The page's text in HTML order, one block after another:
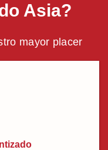
Asia?
mayor placer